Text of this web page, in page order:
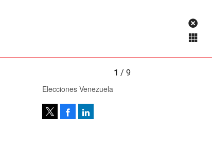
1 / 9
Elecciones Venezuela
Facebook